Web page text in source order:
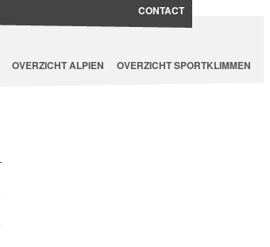
OVERZICHT ALPIEN OVERZICHT SPORTKLIMMEN
CONTACT